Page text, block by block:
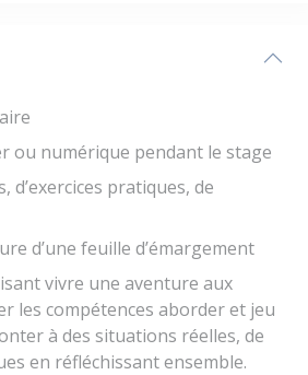
ou numérique pendant le stage
pratiques, de
d’une feuille d’émargement
vivre une aventure aux
les compétences aborder et jeu
à des situations réelles, de
en réfléchissant ensemble.